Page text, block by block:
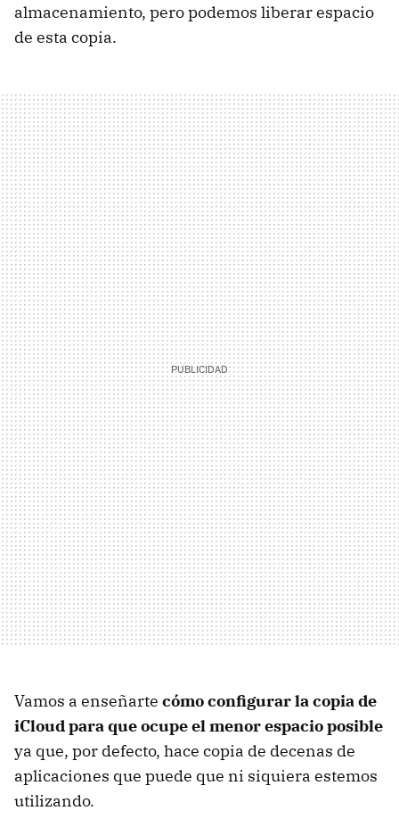
almacenamiento, pero podemos liberar espacio
de esta copia.
Vamos a enseñarte cómo configurar la copia de
iCloud para que ocupe el menor espacio posible
ya que, por defecto, hace copia de decenas de
aplicaciones que puede que ni siquiera estemos
utilizando.